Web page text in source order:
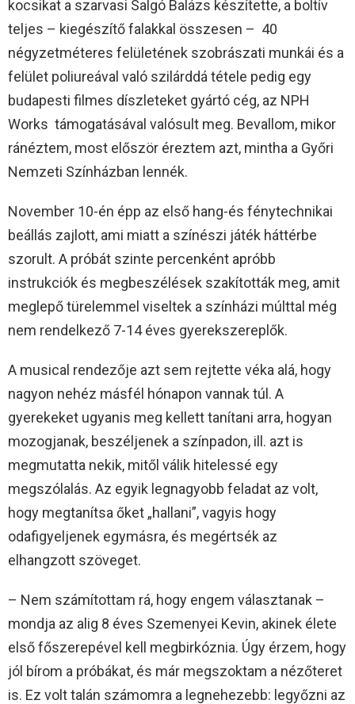
kocsikat a szarvasi Salgó Balázs készítette, a boltív
teljes – kiegészítő falakkal összesen – 40
négyzetméteres felületének szobrászati munkái és a
felület poliureával való szilárddá tétele pedig egy
budapesti filmes díszleteket gyártó cég, az NPH
Works támogatásával valósult meg. Bevallom, mikor
ránéztem, most először éreztem azt, mintha a Győri
Nemzeti Színházban lennék.
November 10-én épp az első hang-és fénytechnikai
beállás zajlott, ami miatt a színészi játék háttérbe
szorult. A próbát szinte percenként apróbb
instrukciók és megbeszélések szakították meg, amit
meglepő türelemmel viseltek a színházi múlttal még
nem rendelkező 7-14 éves gyerekszereplők.
A musical rendezője azt sem rejtette véka alá, hogy
nagyon nehéz másfél hónapon vannak túl. A
gyerekeket ugyanis meg kellett tanítani arra, hogyan
mozogjanak, beszéljenek a színpadon, ill. azt is
megmutatta nekik, mitől válik hitelessé egy
megszólalás. Az egyik legnagyobb feladat az volt,
hogy megtanítsa őket „hallani”, vagyis hogy
odafigyeljenek egymásra, és megértsék az
elhangzott szöveget.
– Nem számítottam rá, hogy engem választanak –
mondja az alig 8 éves Szemenyei Kevin, akinek élete
első főszerepével kell megbirkóznia. Úgy érzem, hogy
jól bírom a próbákat, és már megszoktam a nézőteret
is. Ez volt talán számomra a legnehezebb: legyőzni az